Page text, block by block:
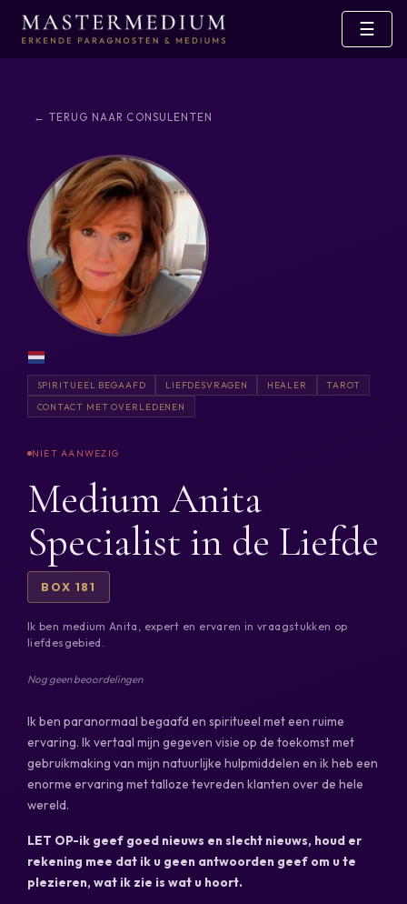
☰
← TERUG NAAR CONSULENTEN
SPIRITUEEL BEGAAFD LIEFDESVRAGEN HEALER
TAROT
CONTACT MET OVERLEDENEN
Medium Anita
Specialist in de Liefde
BOX 181
Ik ben medium Anita, expert en ervaren in vraagstukken op
liefdesgebied.
Nog geen beoordelingen
Ik ben paranormaal begaafd en spiritueel met een ruime
ervaring. Ik vertaal mijn gegeven visie op de toekomst met
gebruikmaking van mijn natuurlijke hulpmiddelen en ik heb een
enorme ervaring met talloze tevreden klanten over de hele
wereld.
LET OP-ik geef goed nieuws en slecht nieuws, houd er
rekening mee dat ik u geen antwoorden geef om u te
plezieren, wat ik zie is wat u hoort.